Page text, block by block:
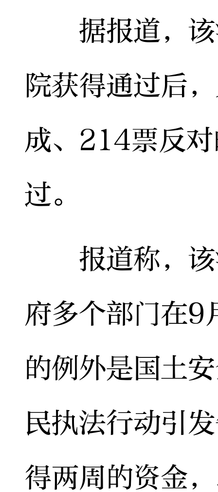
据报道，该
院获得通过后
成、214票反
过。
报道称，该
府多个部门在9
的例外是国土
民执法行动引
得两周的资金